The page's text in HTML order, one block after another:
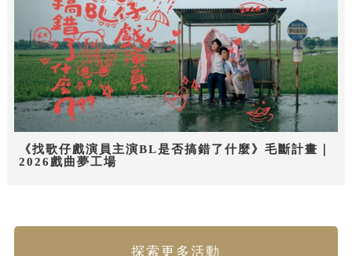
《找歌仔戲演員主演BL是否搞錯了什麼》毛斷計畫｜
2026戲曲夢工場
探索更多活動